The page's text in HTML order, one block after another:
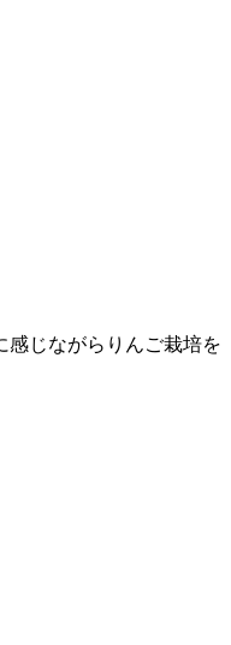
感じながらりんご栽培を